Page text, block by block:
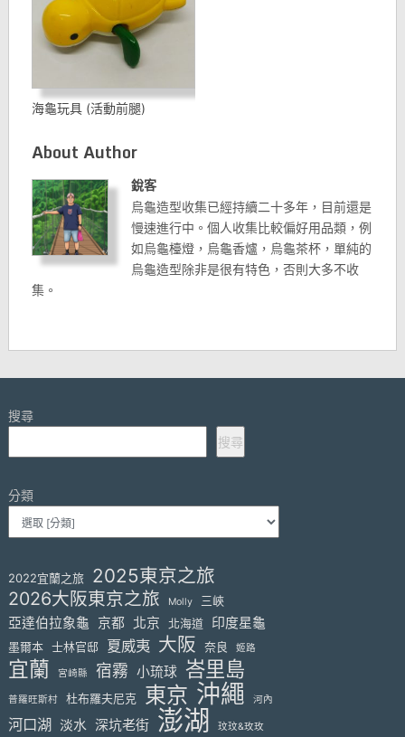
海龜玩具 (活動前腿)
About Author
銳客
烏龜造型收集已經持續二十多年，目前還是
慢速進行中。個人收集比較偏好用品類，例
如烏龜檯燈，烏龜香爐，烏龜茶杯，單純的
烏龜造型除非是很有特色，否則大多不收
集。
搜尋
搜尋
分類
2022宜蘭之旅 2025東京之旅
2026大阪東京之旅 Molly 三峽
亞達伯拉象龜 京都 北京 北海道 印度星龜
墨爾本 士林官邸 夏威夷 大阪 奈良 姬路
宜蘭 宮崎縣 宿霧 小琉球 峇里島
普羅旺斯村 杜布羅夫尼克 東京 沖繩 河內
河口湖 淡水 深坑老街 澎湖 玟玟&玫玫